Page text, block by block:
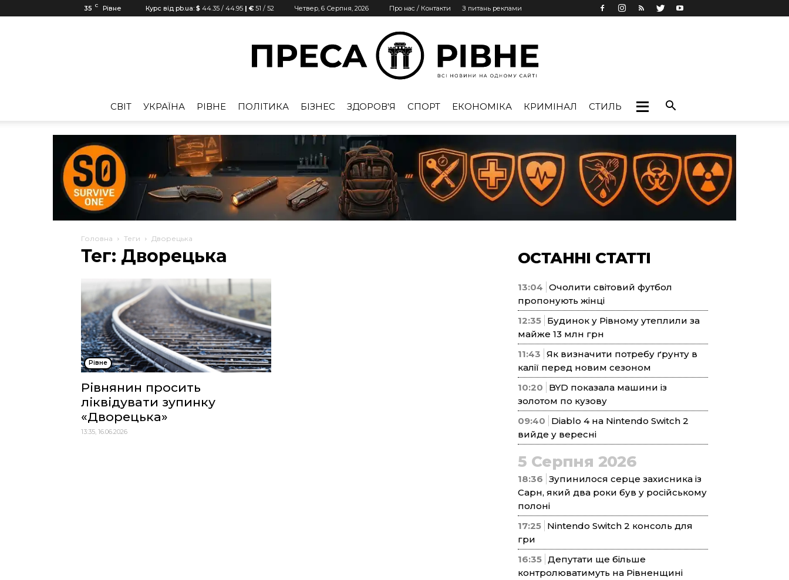
35 C Рівне Курс від pb.ua: $ 44.35 / 44.95 | € 51 / 52 Четвер, 6 Серпня, 2026 Про нас / Контакти З питань реклами
Рівне
CВІТ УКРАЇНА РІВНЕ ПОЛІТИКА БІЗНЕС ЗДОРОВ'Я СПОРТ ЕКОНОМІКА КРИМІНАЛ СТИЛЬ
Головна Теги Дворецька
Тег: Дворецька
Рівне
Рівнянин просить
ліквідувати зупинку
«Дворецька»
13:35, 16.06.2026
ОСТАННІ СТАТТІ
13:04 Очолити світовий футбол
пропонують жінці
12:35 Будинок у Рівному утеплили за
майже 13 млн грн
11:43 Як визначити потребу ґрунту в
калії перед новим сезоном
10:20
BYD показала машини із
золотом по кузову
09:40
Diablo 4 на Nintendo Switch 2
вийде у вересні
5 Серпня 2026
18:36 Зупинилося серце захисника із
Сарн, який два роки був у російському
полоні
17:25 Nintendo Switch 2 консоль для
гри
16:35 Депутати ще більше
контролюватимуть на Рівненщині